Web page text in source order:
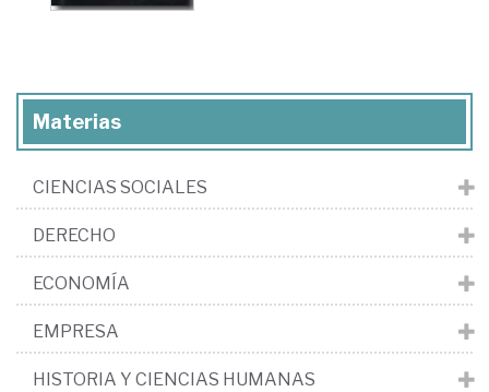
Materias
CIENCIAS SOCIALES
DERECHO
ECONOMÍA
EMPRESA
HISTORIA Y CIENCIAS HUMANAS